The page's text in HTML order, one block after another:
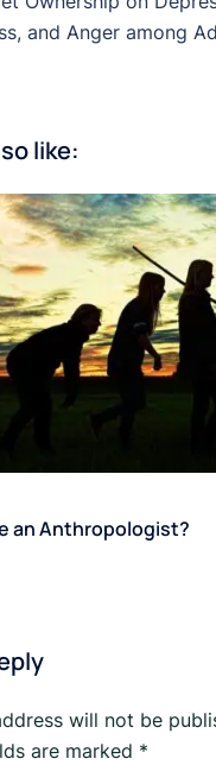
and Anger among
like:
an Anthropologist?
will not be
are marked *